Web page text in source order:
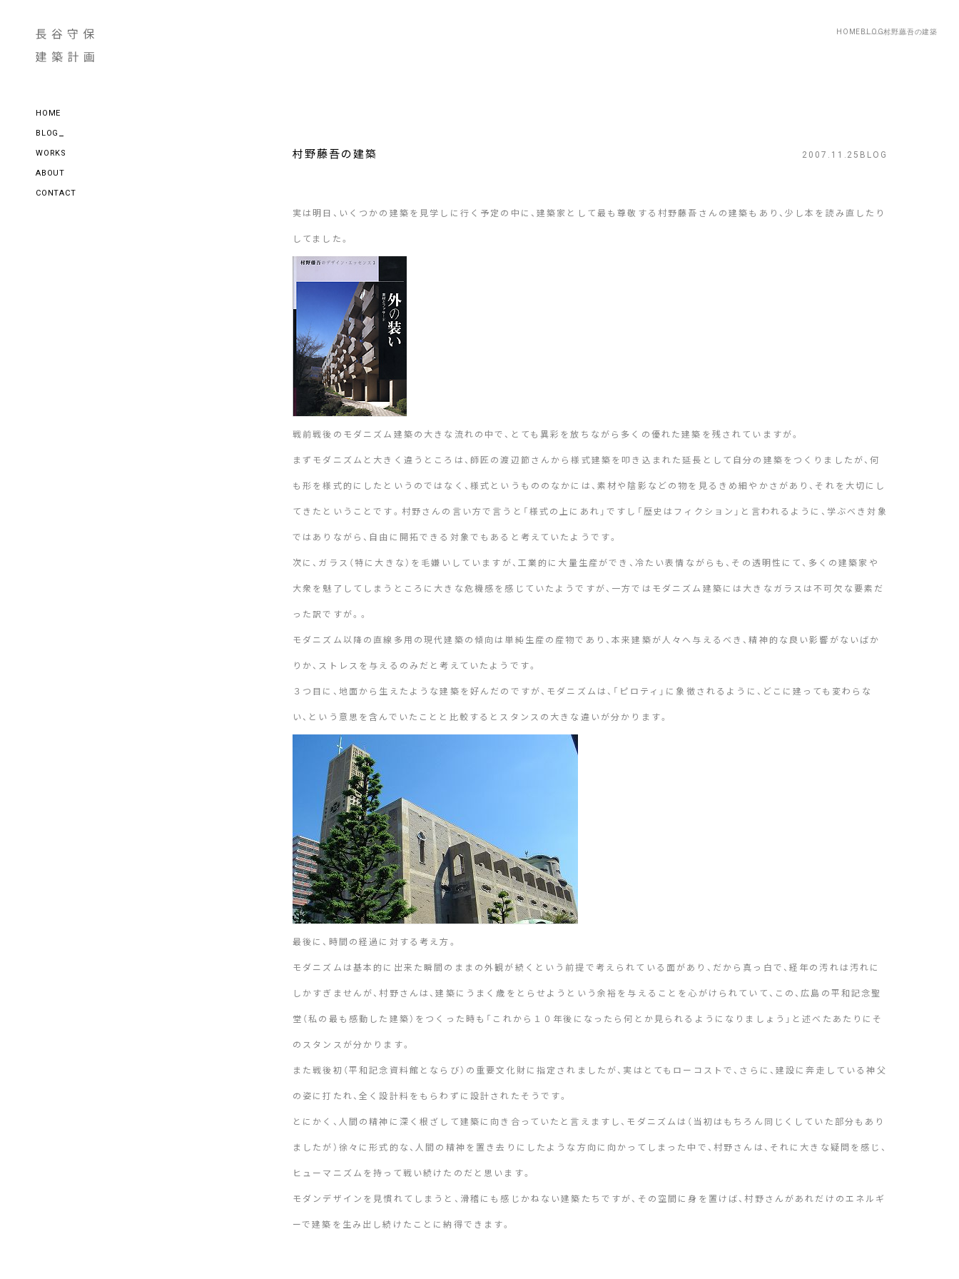
HOME
BLOG
WORKS
ABOUT
CONTACT
村野藤吾の建築 2007.11.25 BLOG
実は明日、いくつかの建築を見学しに行く予定の中に、建築家として最も尊敬する村野藤吾さんの建築もあり、少し本を読み直したり
してました。
戦前戦後のモダニズム建築の大きな流れの中で、とても異彩を放ちながら多くの優れた建築を残されていますが。
まずモダニズムと大きく違うところは、師匠の渡辺節さんから様式建築を叩き込まれた延長として自分の建築をつくりましたが、何
も形を様式的にしたというのではなく、様式というもののなかには、素材や陰影などの物を見るきめ細やかさがあり、それを大切にし
てきたということです。村野さんの言い方で言うと「様式の上にあれ」ですし「歴史はフィクション」と言われるように、学ぶべき対象
ではありながら、自由に開拓できる対象でもあると考えていたようです。
次に、ガラス（特に大きな）を毛嫌いしていますが、工業的に大量生産ができ、冷たい表情ながらも、その透明性にて、多くの建築家や
大衆を魅了してしまうところに大きな危機感を感じていたようですが、一方ではモダニズム建築には大きなガラスは不可欠な要素だ
った訳ですが。。
モダニズム以降の直線多用の現代建築の傾向は単純生産の産物であり、本来建築が人々へ与えるべき、精神的な良い影響がないばか
りか、ストレスを与えるのみだと考えていたようです。
３つ目に、地面から生えたような建築を好んだのですが、モダニズムは、「ピロティ」に象徴されるように、どこに建っても変わらな
い、という意思を含んでいたことと比較するとスタンスの大きな違いが分かります。
最後に、時間の経過に対する考え方。
モダニズムは基本的に出来た瞬間のままの外観が続くという前提で考えられている面があり、だから真っ白で、経年の汚れは汚れに
しかすぎませんが、村野さんは、建築にうまく歳をとらせようという余裕を与えることを心がけられていて、この、広島の平和記念聖
堂（私の最も感動した建築）をつくった時も「これから１０年後になったら何とか見られるようになりましょう」と述べたあたりにそ
のスタンスが分かります。
また戦後初（平和記念資料館とならび）の重要文化財に指定されましたが、実はとてもローコストで、さらに、建設に奔走している神父
の姿に打たれ、全く設計料をもらわずに設計されたそうです。
とにかく、人間の精神に深く根ざして建築に向き合っていたと言えますし、モダニズムは（当初はもちろん同じくしていた部分もあり
ましたが）徐々に形式的な、人間の精神を置き去りにしたような方向に向かってしまった中で、村野さんは、それに大きな疑問を感じ、
ヒューマニズムを持って戦い続けたのだと思います。
モダンデザインを見慣れてしまうと、滑稽にも感じかねない建築たちですが、その空間に身を置けば、村野さんがあれだけのエネルギ
ーで建築を生み出し続けたことに納得できます。
HOME BLOG村野藤吾の建築